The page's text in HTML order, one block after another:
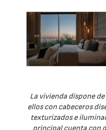
La vivienda dispone
ellos con cabeceros
texturizados e